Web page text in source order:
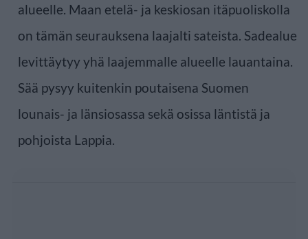
alueelle. Maan etelä- ja keskiosan itäpuoliskolla
on tämän seurauksena laajalti sateista. Sadealue
levittäytyy yhä laajemmalle alueelle lauantaina.
Sää pysyy kuitenkin poutaisena Suomen
lounais- ja länsiosassa sekä osissa läntistä ja
pohjoista Lappia.